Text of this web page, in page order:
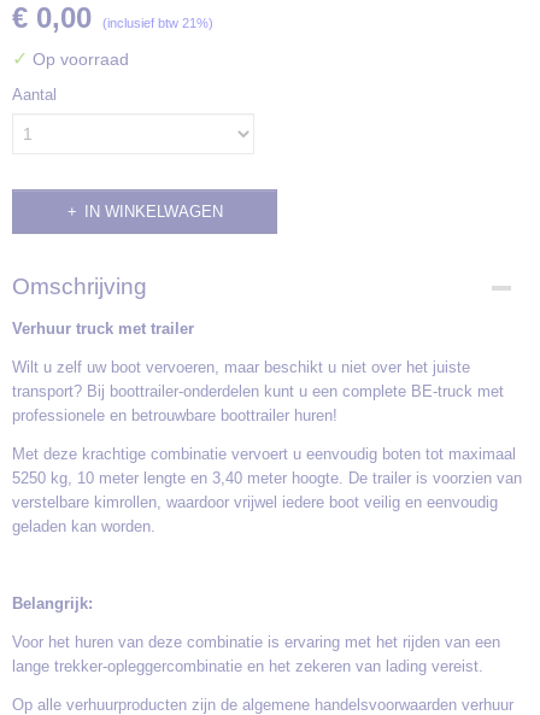
€ 0,00 (inclusief btw 21%)
✓ Op voorraad
Aantal
IN WINKELWAGEN
Omschrijving
Verhuur truck met trailer
Wilt u zelf uw boot vervoeren, maar beschikt u niet over het juiste
transport? Bij boottrailer-onderdelen kunt u een complete BE-truck met
professionele en betrouwbare boottrailer huren!
Met deze krachtige combinatie vervoert u eenvoudig boten tot maximaal
5250 kg, 10 meter lengte en 3,40 meter hoogte. De trailer is voorzien van
verstelbare kimrollen, waardoor vrijwel iedere boot veilig en eenvoudig
geladen kan worden.
Belangrijk:
Voor het huren van deze combinatie is ervaring met het rijden van een
lange trekker-opleggercombinatie en het zekeren van lading vereist.
Op alle verhuurproducten zijn de algemene handelsvoorwaarden verhuur